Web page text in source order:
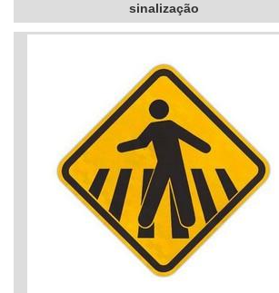
sinalização